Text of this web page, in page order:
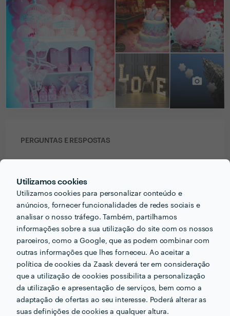
Utilizamos cookies
Utilizamos cookies para personalizar conteúdo e
anúncios, fornecer funcionalidades de redes sociais e
analisar o nosso tráfego. Também, partilhamos
informações sobre a sua utilização do site com os nossos
parceiros, como a Google, que as podem combinar com
outras informações que lhes forneceu. Ao aceitar a
política de cookies da Zaask deverá ter em consideração
que a utilização de cookies possibilita a personalização
da utilização e apresentação de serviços, bem como a
adaptação de ofertas ao seu interesse. Poderá alterar as
suas definições de cookies a qualquer altura.
PERGUNTAS E RESPOSTAS
acerca do projecto que quer realizar antes de falar
com profissionais?
Defenir data, local, as suas ideias e objetivos e
orçamento disponívels
Que formação e experiência tem relacionadas com a
sua actividade?
Somos 4 colaboradores, todos peritos em áreas
distintas. Profissionais em Design, Gestão,
Organização e Inovação.